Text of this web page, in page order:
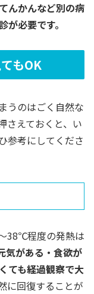
んかんなど別の病
必要です。
もOK
うのはごく自然な
さえておくと、い
参考にしてくださ
38℃程度の発熱は
気がある・食欲が
ても経過観察で大
に回復することが